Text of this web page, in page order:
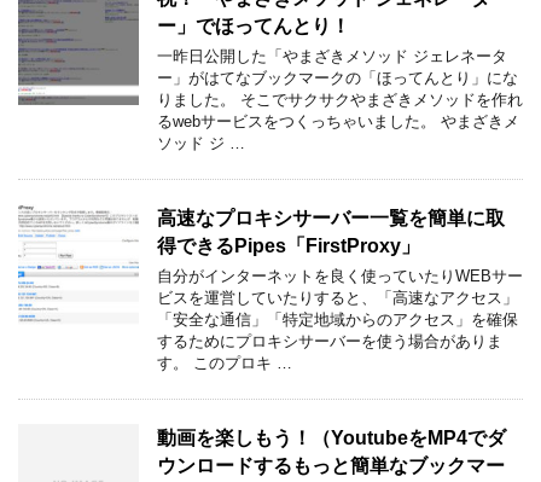
ー」でほってんとり！
一昨日公開した「やまざきメソッド ジェレネータ
ー」がはてなブックマークの「ほってんとり」にな
りました。 そこでサクサクやまざきメソッドを作れ
るwebサービスをつくっちゃいました。 やまざきメ
ソッド ジ …
高速なプロキシサーバー一覧を簡単に取
得できるPipes「FirstProxy」
自分がインターネットを良く使っていたりWEBサー
ビスを運営していたりすると、「高速なアクセス」
「安全な通信」「特定地域からのアクセス」を確保
するためにプロキシサーバーを使う場合がありま
す。 このプロキ …
動画を楽しもう！（YoutubeをMP4でダ
ウンロードするもっと簡単なブックマー